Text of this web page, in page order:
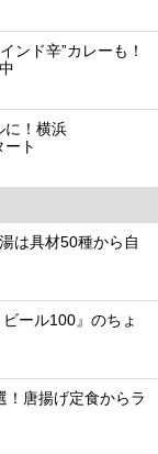
ンド辛”カレーも！
に！横浜
ート
は具材50種から自
ール100』のちょ
！唐揚げ定食からラ